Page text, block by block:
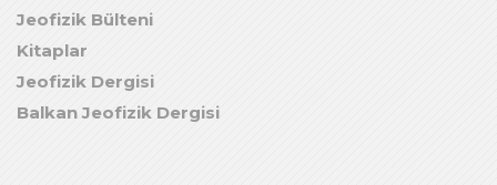
Jeofizik Bülteni
Kitaplar
Jeofizik Dergisi
Balkan Jeofizik Dergisi